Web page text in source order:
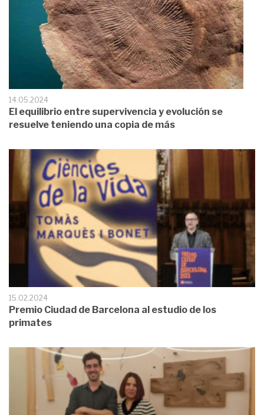
14.05.2024
El equilibrio entre supervivencia y evolución se
resuelve teniendo una copia de más
15.02.2024
Premio Ciudad de Barcelona al estudio de los
primates